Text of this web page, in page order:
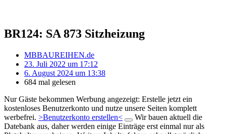
BR124: SA 873 Sitzheizung
MBBAUREIHEN.de
23. Juli 2022 um 17:12
6. August 2024 um 13:38
684 mal gelesen
Nur Gäste bekommen Werbung angezeigt: Erstelle jetzt ein
kostenloses Benutzerkonto und nutze unsere Seiten komplett
werbefrei. >Benutzerkonto erstellen<
Wir bauen aktuell die
Datebank aus, daher werden einige Einträge erst einmal nur als